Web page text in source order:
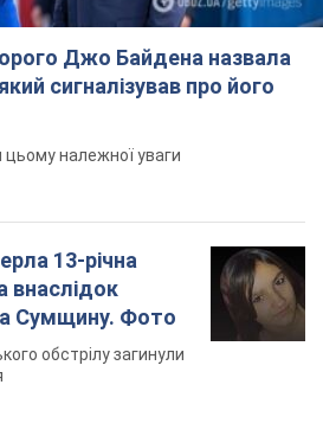
Джо Байдена назвала
сигналізував про його
цьому належної уваги
13-річна
внаслідок
Сумщину. Фото
обстрілу загинули